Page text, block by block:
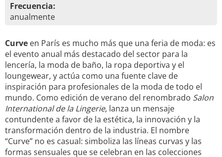
Frecuencia:
anualmente
Curve en París es mucho más que una feria de moda: es
el evento anual más destacado del sector para la
lencería, la moda de baño, la ropa deportiva y el
loungewear, y actúa como una fuente clave de
inspiración para profesionales de la moda de todo el
mundo. Como edición de verano del renombrado Salon
International de la Lingerie, lanza un mensaje
contundente a favor de la estética, la innovación y la
transformación dentro de la industria. El nombre
“Curve” no es casual: simboliza las líneas curvas y las
formas sensuales que se celebran en las colecciones